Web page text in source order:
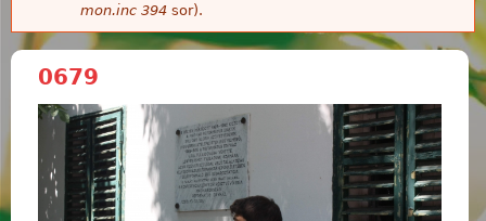
mon.inc 394 sor).
0679